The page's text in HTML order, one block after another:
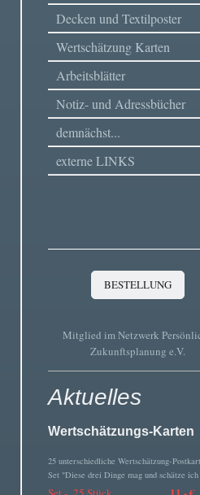
Decken und Textilposter
Wertschätzung Karten
Arbeitsblätter
Notiz- und Adressbücher
demnächst...
externe LINKS
BESTELLUNG
Mitglied im Netzwerk
Zukunftsplanung e.V.
Aktuelles
Wertschätzungs-Karten
25 unterschiedliche Wertschätzung-
Set "Diese drei Dinge mag und schätze
11,- €